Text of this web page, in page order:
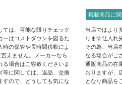
ては、可能な限りチェック
ーはコストダウンを図るた
時の保管や長時間移動によ
えません。メーカーなら
る場合はご容赦くださいま
等に関しては、返品、交換
すので、どうしても気にな
掲載商品に
当店ではより
ります仕入れ
その為、当店
なる場合がご
通販商品の在
おりますが、
となり商品を